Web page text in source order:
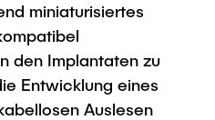
miniaturisiertes
den Implantaten zu
Entwicklung eines
Auslesen